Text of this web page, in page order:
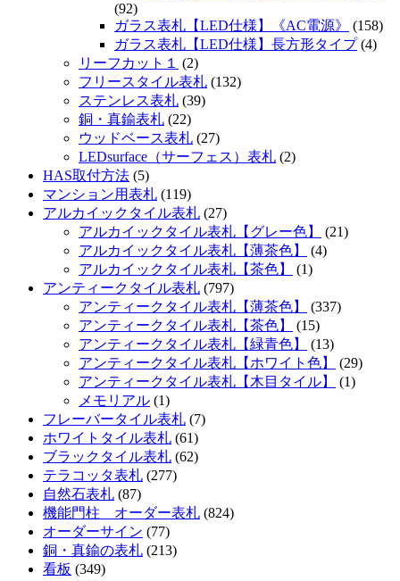
(92)
ガラス表札【LED仕様】《AC電源》
(158)
ガラス表札【LED仕様】長方形タイプ(4)
リーフカット１
(2)
フリースタイル表札 (132)
ステンレス表札 (39)
銅・真鍮表札 (22)
ウッドベース表札 (27)
LEDsurface（サーフェス）表札 (2)
HAS取付方法 (5)
マンション用表札 (119)
アルカイックタイル表札 (27)
アルカイックタイル表札【グレー色】
(21)
アルカイックタイル表札【薄茶色】
(4)
アルカイックタイル表札【茶色】
(1)
アンティークタイル表札 (797)
アンティークタイル表札【薄茶色】
(337)
アンティークタイル表札【茶色】
(15)
アンティークタイル表札【緑青色】
(13)
アンティークタイル表札【ホワイト色】
(29)
アンティークタイル表札【木目タイル】
(1)
メモリアル (1)
フレーバータイル表札 (7)
ホワイトタイル表札 (61)
ブラックタイル表札 (62)
テラコッタ表札 (277)
自然石表札 (87)
機能門柱 オーダー表札 (824)
オーダーサイン (77)
銅・真鍮の表札 (213)
看板 (349)